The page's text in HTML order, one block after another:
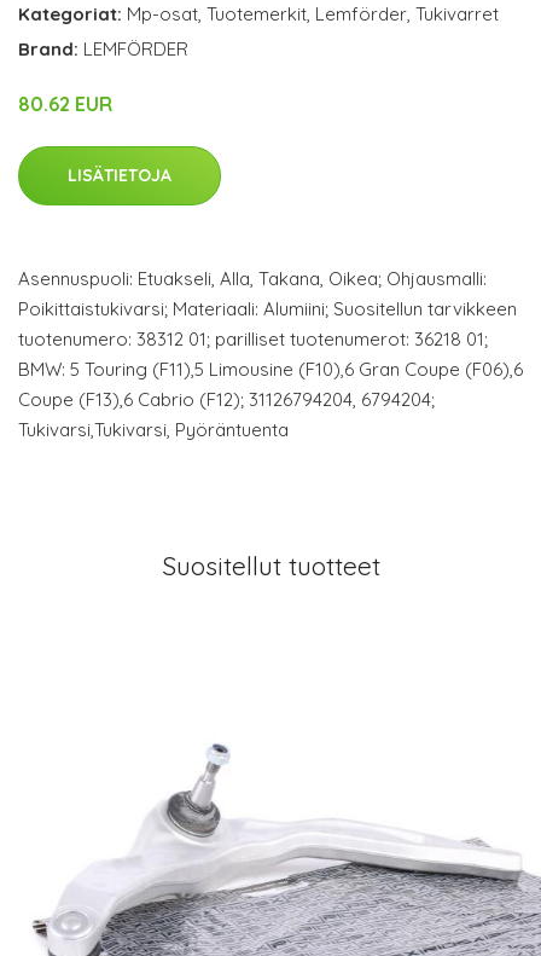
Kategoriat: Mp-osat Tuotemerkit Lemförder Tukivarret
Brand: LEMFÖRDER
80.62 EUR
LISÄTIETOJA
Asennuspuoli: Etuakseli, Alla, Takana, Oikea; Ohjausmalli:
Poikittaistukivarsi; Materiaali: Alumiini; Suositellun tarvikkeen
tuotenumero: 38312 01; parilliset tuotenumerot: 36218 01;
BMW: 5 Touring (F11),5 Limousine (F10),6 Gran Coupe (F06),6
Coupe (F13),6 Cabrio (F12); 31126794204, 6794204;
Tukivarsi,Tukivarsi, Pyöräntuenta
Suositellut tuotteet